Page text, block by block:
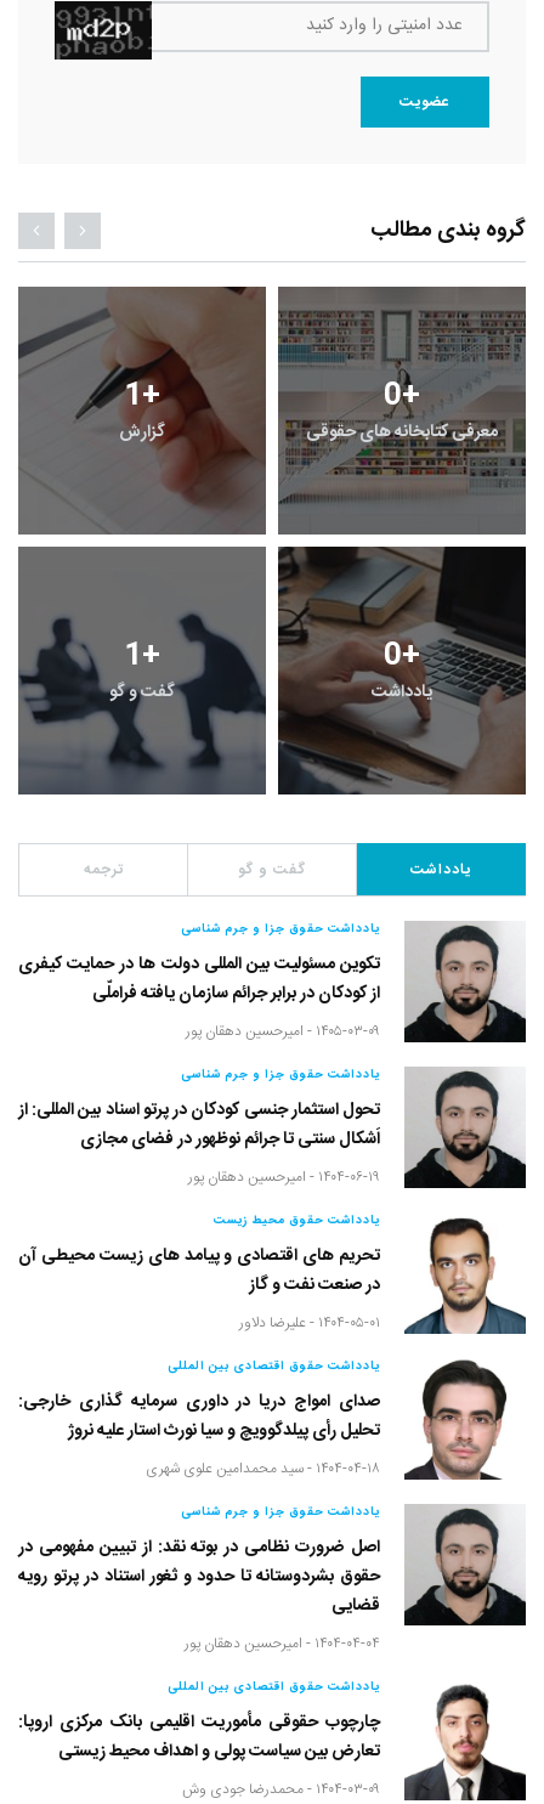
عدد امنیتی را وارد کنید
عضویت
گروه بندی مطالب
1+
گزارش
0+
معرفی کتابخانه های حقوقی
1+
گفت و گو
0+
یادداشت
یادداشت گفت و گو ترجمه
یادداشت حقوق جزا و جرم شناسی
تکوین مسئولیت بین المللی دولت ها در حمایت کیفری
از کودکان در برابر جرائم سازمان یافته فراملّی
۱۴۰۵-۰۳-۰۹ - امیرحسین دهقان پور
یادداشت حقوق جزا و جرم شناسی
تحول استثمار جنسی کودکان در پرتو اسناد بین المللی: از
اَشکال سنتی تا جرائم نوظهور در فضای مجازی
۱۴۰۴-۰۶-۱۹ - امیرحسین دهقان پور
یادداشت حقوق محیط زیست
تحریم های اقتصادی و پیامد های زیست محیطی آن
در صنعت نفت و گاز
۱۴۰۴-۰۵-۰۱ - علیرضا دلاور
یادداشت حقوق اقتصادی بین المللی
صدای امواج دریا در داوری سرمایه گذاری خارجی:
تحلیل رأی پیلدگوویچ و سیا نورث استار علیه نروژ
۱۴۰۴-۰۴-۱۸ - سید محمدامین علوی شهری
یادداشت حقوق جزا و جرم شناسی
اصل ضرورت نظامی در بوته نقد: از تبیین مفهومی در
حقوق بشردوستانه تا حدود و ثغور استناد در پرتو رویه
قضایی
۱۴۰۴-۰۴-۰۴ - امیرحسین دهقان پور
یادداشت حقوق اقتصادی بین المللی
چارچوب حقوقی مأموریت اقلیمی بانک مرکزی اروپا:
تعارض بین سیاست پولی و اهداف محیط زیستی
۱۴۰۴-۰۳-۰۹ - محمدرضا جودی وش